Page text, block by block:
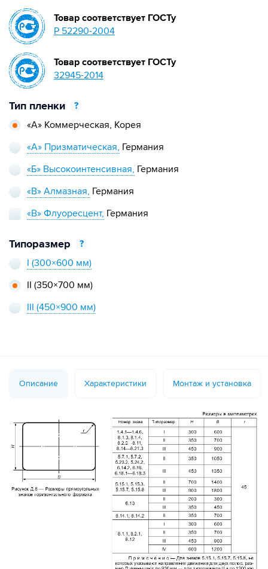
Тип пленки
?
«А» Коммерческая, Корея
«А» Призматическая, Германия
«Б» Высокоинтенсивная, Германия
«В» Алмазная, Германия
«В» Флуоресцент, Германия
Типоразмер
?
I (300×600 мм)
II (350×700 мм)
III (450×900 мм)
Товар соответствует ГОСТу
Р 52290-2004
Товар соответствует ГОСТу
32945-2014
Описание Характеристики Монтаж и установка